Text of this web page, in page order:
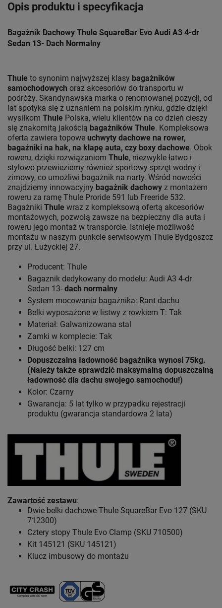
Opis produktu i specyfikacja
Bagażnik Dachowy Thule SquareBar Evo Audi A3 4-dr
Sedan 13- Dach Normalny
Thule to synonim najwyższej klasy bagażników
samochodowych oraz akcesoriów do transportu w
podróży. Skandynawska marka o renomowanej pozycji, od
lat spotyka się z uznaniem na polskim rynku, gdzie dzięki
wysiłkom Thule Polska, wielu klientów na co dzień cieszy
się znakomitą jakością bagażników Thule. Kompleksowa
oferta zawiera topowe uchwyty dachowe na rower,
bagażniki na hak, na klapę auta, czy boxy dachowe. Obok
roweru, dzięki rozwiązaniom Thule, niezwykle łatwo i
stylowo przewieziemy również sportowy sprzęt wodny i
zimowy, co umożliwi bagażnik na narty. Wśród nowości
znajdziemy innowacyjny bagażnik dachowy z montażem
roweru za ramę Thule Proride 591 lub Freeride 532.
Bagażniki Thule wraz z kompleksową ofertą akcesoriów
montażowych, pozwolą zawsze na bezpieczny dla auta i
roweru jego montaż w transporcie. Istnieje możliwość
montażu w naszym punkcie serwisowym Thule Bydgoszcz
przy ul. Łużyckiej 27.
Producent: Thule
Bagaznik dedykowany do modelu: Audi A3 4-dr
Sedan 13- dach normalny
System mocowania bagażnika: Rant dachu
Belki wyposażone w listwy z rowkiem T: Tak
Materiał: Galwanizowana stal
Zamki w komplecie: Tak
Długość belki: 127 cm
Dopuszczalna ładowność bagażnika wynosi 75kg.
(Należy także sprawdzić maksymalną dopuszczalną
ładowność dla dachu swojego samochodu!)
Kolor: Czarny
Gwarancja: 5 lat tylko w przypadku rejestracji
produktu (gwarancja standardowa 2 lata)
Zawartość zestawu:
Dwie belki dachowe Thule SquareBar Evo 127 (SKU
712300)
Cztery stopy Thule Evo Clamp (SKU 710500)
Kit 145121 (SKU 145121)
Klucz imbusowy do montażu